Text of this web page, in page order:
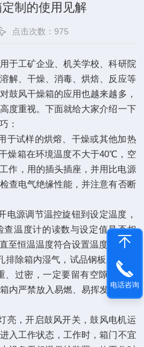
制的使用见解
点击次数：975
于工矿企业、机关学校、科研院
解、干燥、消毒、烘焙、反应等
鼓风干燥箱的应用也越来越多，
度重视。下面就给大家介绍一下
：
于试样的烘熔、干燥或其他加热
燥箱在环境温度不大于40℃，空
作，用的插头插座，并用比电源
查电气绝缘性能，并注意有否断
源调节温控旋钮到设定温度，
温度计的读数与设定值是否相
至恒温温度符合设置温度。
除箱内湿气，试品钢板zui大平
、过密，一定要留有空隙，工作
内严禁放入易燃、易挥发物品，
，开启鼓风开关，鼓风电机运
入工作状态，工作时，箱门不宜
电话咨询